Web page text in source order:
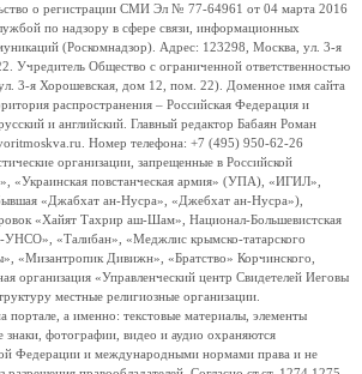
о регистрации СМИ Эл № 77-64961 от 04 марта 2016
по надзору в сфере связи, информационных
(Роскомнадзор). Адрес: 123298, Москва, ул. 3-я
Учредитель Общество с ограниченной ответственностью
3-я Хорошевская, дом 12, пом. 22). Доменное имя сайта
распространения – Российская Федерация и
и английский. Главный редактор Бабаян Роман
Номер телефона: +7 (495) 950-62-26
организации, запрещенные в Российской
«Украинская повстанческая армия» (УПА), «ИГИЛ»,
«Джабхат ан-Нусра», «Джебхат ан-Нусра»),
«Хайят Тахрир аш-Шам», Национал-Большевистская
«Талибан», «Меджлис крымско-татарского
«Мизантропик Дивижн», «Братство» Корчинского,
организация «Управленческий центр Свидетелей Иеговы
местные религиозные организации.
а именно: текстовые материалы, элементы
знаки, фотографии, видео и аудио охраняются
Федерации и международными нормами права и не